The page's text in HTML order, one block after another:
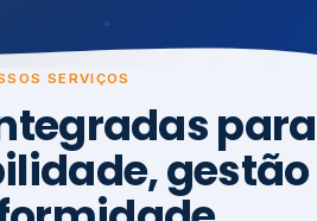
SERVIÇOS
para
gestão